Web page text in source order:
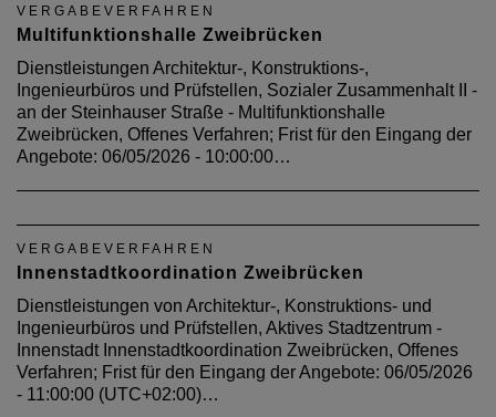
VERGABEVERFAHREN
Multifunktionshalle Zweibrücken
Dienstleistungen Architektur-, Konstruktions-,
Ingenieurbüros und Prüfstellen, Sozialer Zusammenhalt II -
an der Steinhauser Straße - Multifunktionshalle
Zweibrücken, Offenes Verfahren; Frist für den Eingang der
Angebote: 06/05/2026 - 10:00:00…
VERGABEVERFAHREN
Innenstadtkoordination Zweibrücken
Dienstleistungen von Architektur-, Konstruktions- und
Ingenieurbüros und Prüfstellen, Aktives Stadtzentrum -
Innenstadt Innenstadtkoordination Zweibrücken, Offenes
Verfahren; Frist für den Eingang der Angebote: 06/05/2026
- 11:00:00 (UTC+02:00)…